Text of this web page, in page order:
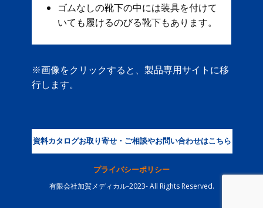
ゴムなしの靴下の中には装具を付けて
いても履けるのびる靴下もあります。
※画像をクリックすると、製品専用サイトに移
行します。
資料カタログお取り寄せ・ご相談やお問い合わせはこちら
プライバシーポリシー
有限会社加賀メディカル-2023- All Rights Reserved.